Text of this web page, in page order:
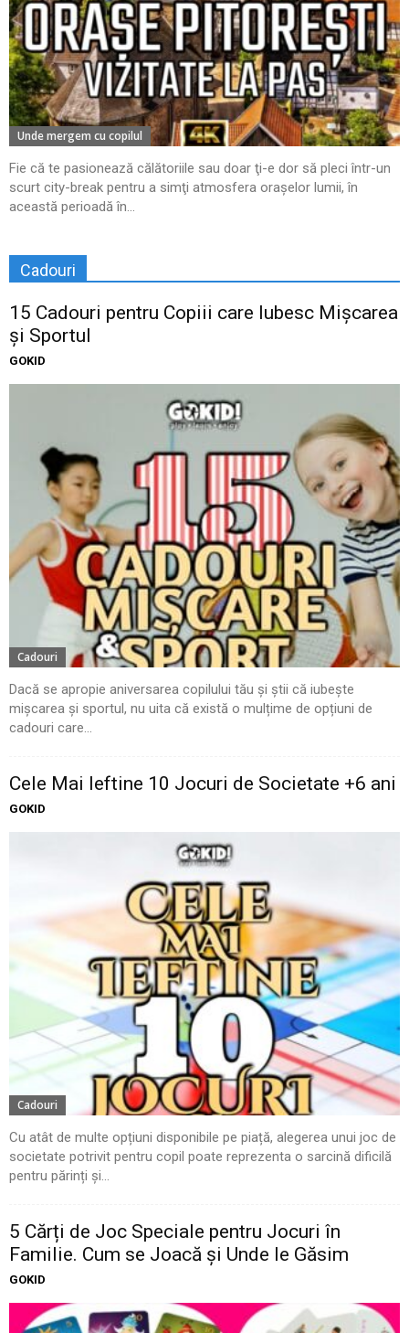
Unde mergem cu copilul
Fie că te pasionează călătoriile sau doar ţi-e dor să pleci într-un
scurt city-break pentru a simţi atmosfera oraşelor lumii, în
această perioadă în...
Cadouri
15 Cadouri pentru Copiii care Iubesc Mișcarea
și Sportul
GOKID
Cadouri
Dacă se apropie aniversarea copilului tău și știi că iubește
mișcarea și sportul, nu uita că există o mulțime de opțiuni de
cadouri care...
Cele Mai Ieftine 10 Jocuri de Societate +6 ani
GOKID
Cadouri
Cu atât de multe opțiuni disponibile pe piață, alegerea unui joc de
societate potrivit pentru copil poate reprezenta o sarcină dificilă
pentru părinți și...
5 Cărți de Joc Speciale pentru Jocuri în
Familie. Cum se Joacă și Unde le Găsim
GOKID